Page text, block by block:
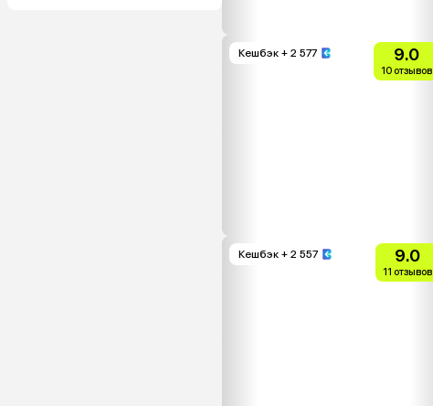
Кешбэк + 2 577 9.0
10 отзывов
Кешбэк + 2 557 9.0
11 отзывов